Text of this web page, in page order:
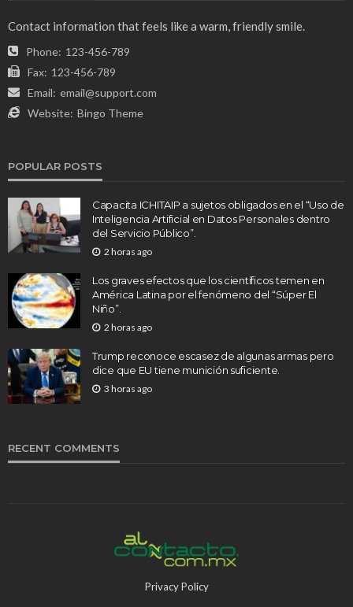
Contact information that feels like a warm, friendly smile.
Phone: 123-456-789
Fax: 123-456-789
Email: email@support.com
Website: Bingo Theme
POPULAR POSTS
Capacita ICHITAIP a sujetos obligados en el “Uso de
Inteligencia Artificial en Datos Personales dentro
del Servicio Público”.
2 horas ago
Los graves efectos que los científicos temen en
América Latina por el fenómeno del “Súper El
Niño”.
2 horas ago
Trump reconoce escasez de algunas armas pero
dice que EU tiene munición suficiente.
3 horas ago
RECENT COMMENTS
Privacy Policy